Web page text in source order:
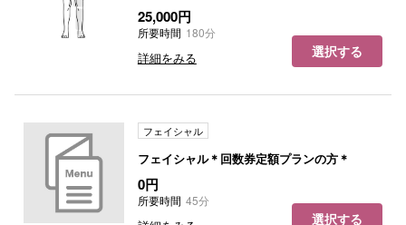
25,000円
所要時間 180分
詳細をみる 選択する
フェイシャル
フェイシャル＊回数券定額プランの方＊
0円
所要時間 45分
選択する